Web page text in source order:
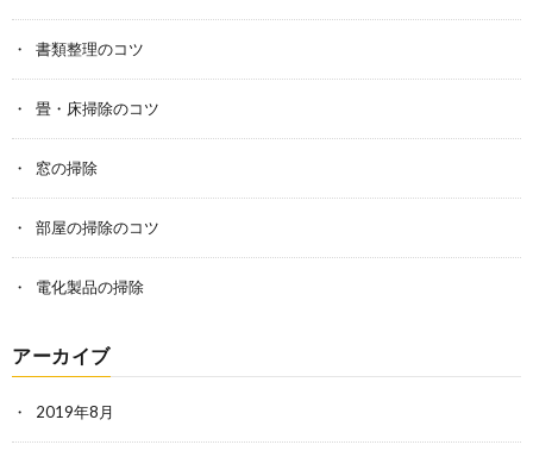
書類整理のコツ
畳・床掃除のコツ
窓の掃除
部屋の掃除のコツ
電化製品の掃除
アーカイブ
2019年8月